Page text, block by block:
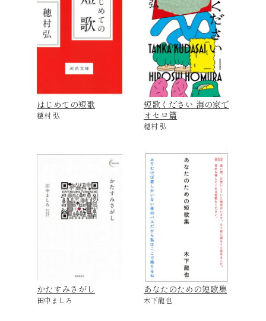
はじめての短歌
穂村 弘
短歌ください 海の家で
オセロ篇
穂村 弘
かたすみさがし
田中ましろ
あなたのための短歌集
木下龍也